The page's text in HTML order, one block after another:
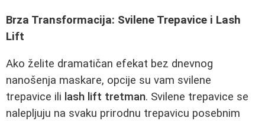
Brza Transformacija: Svilene Trepavice i Lash
Lift
Ako želite dramatičan efekat bez dnevnog
nanošenja maskare, opcije su vam svilene
trepavice ili lash lift tretman. Svilene trepavice se
nalepljuju na svaku prirodnu trepavicu posebnim